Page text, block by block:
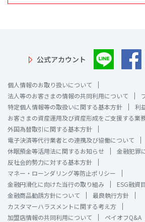
公式アカウント
個人情報のお取り扱いについて
法人等のお客さまの情報の共同利用について
特定個人情報等の取扱いに関する基本方針
利
お客さまの資産運用及び資産形成をご支援する業
外国為替取引に関する基本方針
電子決済等代行業者との連携及び協働について
休眠預金等活用法に関するお知らせ
金融犯罪
反社会的勢力に対する基本方針
マネー・ローンダリング等防止ポリシー
金融円滑化に向けた当行の取り組み
ESG融資
金融商品勧誘方針について
最良執行方針
カスタマーハラスメントに関する考え方
加盟店情報の共同利用について
ペイオフQ&A